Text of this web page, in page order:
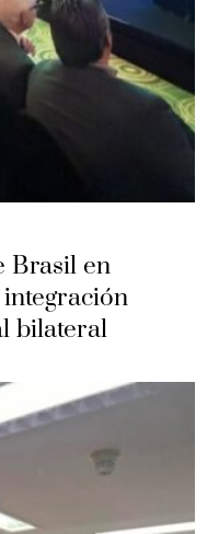
Brasil en
bilateral